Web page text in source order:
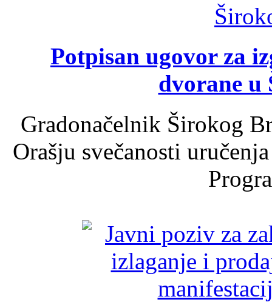
Potpisan ugovor za
dvorane u
Gradonačelnik Širokog
Orašju svečanosti